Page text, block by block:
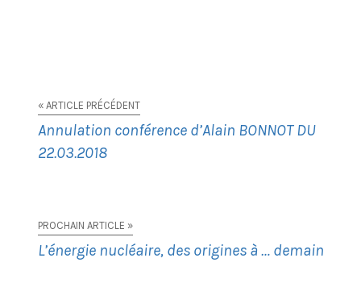
« ARTICLE PRÉCÉDENT
Annulation conférence d’Alain BONNOT DU
22.03.2018
PROCHAIN ARTICLE »
L’énergie nucléaire, des origines à … demain